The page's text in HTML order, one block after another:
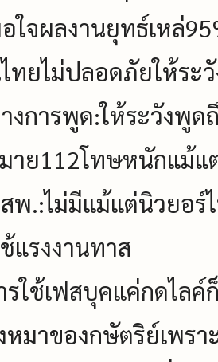
ใจผลงานยุทธ์เหล่
ทยไม่ปลอดภัยให้ระ
งการพูด:ให้ระวังพู
าย112โทษหนักแม้แ
พ.:ไม่มีแม้แต่นิวยอร์
แรงงานทาส
รใช้เฟสบุคแค่กดไลค์
มาของกษัตริย์เพร